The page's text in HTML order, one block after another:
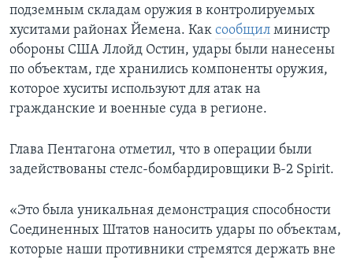
подземным складам оружия в контролируемых
хуситами районах Йемена. Как сообщил министр
обороны США Ллойд Остин, удары были нанесены
по объектам, где хранились компоненты оружия,
которое хуситы используют для атак на
гражданские и военные суда в регионе.
Глава Пентагона отметил, что в операции были
задействованы стелс-бомбардировщики B-2 Spirit.
«Это была уникальная демонстрация способности
Соединенных Штатов наносить удары по объектам,
которые наши противники стремятся держать вне